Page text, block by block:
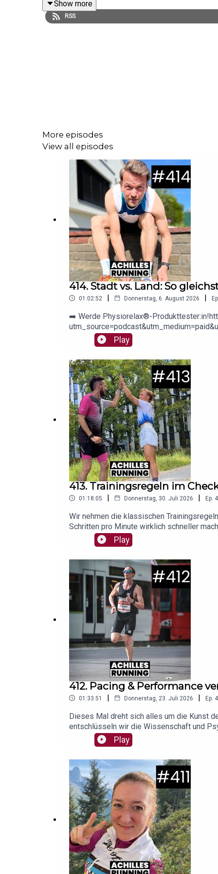
Bild: shutterstock
Musik: The Artisans Beat - Man of the Century
Show more
RSS
More episodes
View all episodes
414. Stadt vs. Land: So
01:02:52 | Donnerstag, 6. August 2026 | Ep.
➡️ Werde Physiorelax®-
Straßenlaternen? In dieser Folge
sprechen wir über die pyhsiologischen
(00:01:36) - Intro Ende(00:14:20) - Land-
- Gibt es unterschiedliche
ZinnerMusik: The Artisian Beat - Man of
Play
413. Trainingsregeln im
01:18:05 | Donnerstag, 30. Juli 2026 | Ep.
Wir nehmen die klassischen
Schritten pro Minute wirklich schneller
weshalb pauschale Herzfrequenz-
die populärsten Regeln rund um
220-Lebensalter?(00:39:29) - "Langsam
nehmen - was ist dran?(01:06:25) - Die
CenturyHier findet ihr unsere aktuellen
Play
412. Pacing & Performance
01:33:51 | Donnerstag, 23. Juli 2026 | Ep.
Dieses Mal dreht sich alles um die Kunst
entschlüsseln wir die Wissenschaft und
eigenen Körpersignalen zu finden, ist gar
welchen Methoden du dein individuelles
Gibt es ein optimales Pacing?(00:50:20) -
schulen(01:23:25) - Gefühl vs.
schaut doch hier vorbei!Foto: Oliver J.
Play